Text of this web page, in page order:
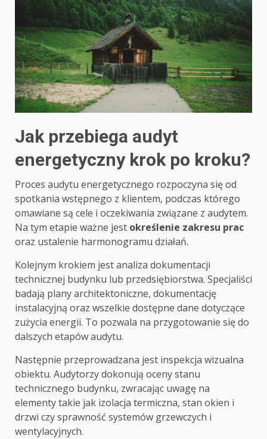
Jak przebiega audyt
energetyczny krok po kroku?
Proces audytu energetycznego rozpoczyna się od
spotkania wstępnego z klientem, podczas którego
omawiane są cele i oczekiwania związane z audytem.
Na tym etapie ważne jest określenie zakresu prac
oraz ustalenie harmonogramu działań.
Kolejnym krokiem jest analiza dokumentacji
technicznej budynku lub przedsiębiorstwa. Specjaliści
badają plany architektoniczne, dokumentację
instalacyjną oraz wszelkie dostępne dane dotyczące
zużycia energii. To pozwala na przygotowanie się do
dalszych etapów audytu.
Następnie przeprowadzana jest inspekcja wizualna
obiektu. Audytorzy dokonują oceny stanu
technicznego budynku, zwracając uwagę na
elementy takie jak izolacja termiczna, stan okien i
drzwi czy sprawność systemów grzewczych i
wentylacyjnych.